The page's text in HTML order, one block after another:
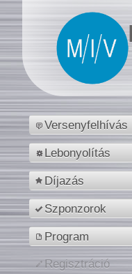
Versenyfelhívás
Lebonyolítás
Díjazás
Szponzorok
Program
Regisztráció